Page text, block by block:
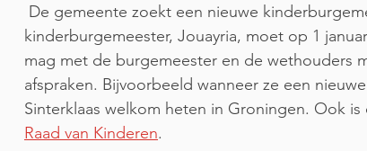
kinderburgemeester, Jouayria, moet op 1
mag met de burgemeester en de wethouders
afspraken. Bijvoorbeeld wanneer ze een
Sinterklaas welkom heten in Groningen. Ook
Raad van Kinderen.